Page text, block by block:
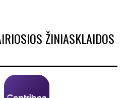
ŽINIASKLAIDOS